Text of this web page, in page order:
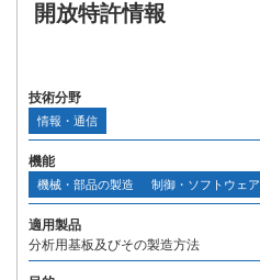
開放特許情報
技術分野
情報・通信
機能
機械・部品の製造 制御・ソフトウェア
適用製品
分析用基板及びその製造方法